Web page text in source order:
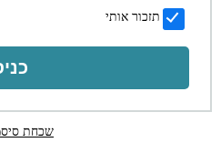
תזכור אותי
שכחת